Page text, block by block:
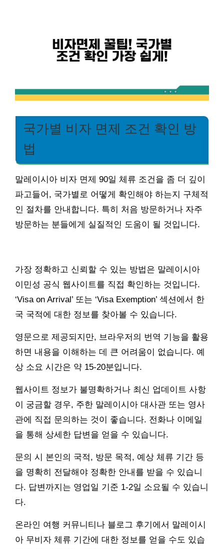
국가별 비자 면제 조건 확인 방
법
말레이시아 비자 면제 90일 체류 조건을 좀 더 깊이
파고들어, 국가별로 어떻게 확인해야 하는지 구체적
인 절차를 안내합니다. 특히 처음 방문하거나 자주
방문하는 분들에게 실질적인 도움이 될 것입니다.
가장 정확하고 신뢰할 수 있는 방법은 말레이시아
이민성 공식 웹사이트를 직접 확인하는 것입니다.
‘Visa on Arrival’ 또는 ‘Visa Exemption’ 섹션에서 한
국 국적에 대한 정보를 찾아볼 수 있습니다.
영문으로 제공되지만, 브라우저의 번역 기능을 활용
하면 내용을 이해하는 데 큰 어려움이 없습니다. 예
상 소요 시간은 약 15-20분입니다.
웹사이트 정보가 불명확하거나 최신 업데이트 사항
이 궁금할 경우, 주한 말레이시아 대사관 또는 영사
관에 직접 문의하는 것이 좋습니다. 전화나 이메일
을 통해 상세한 답변을 얻을 수 있습니다.
문의 시 본인의 국적, 방문 목적, 예상 체류 기간 등
을 명확히 전달해야 정확한 안내를 받을 수 있습니
다. 답변까지는 영업일 기준 1-2일 소요될 수 있습니
다.
온라인 여행 커뮤니티나 블로그 후기에서 말레이시
아 무비자 체류 기간에 대한 정보를 얻을 수도 있습